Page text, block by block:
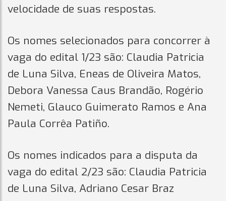
velocidade de suas respostas.
Os nomes selecionados para concorrer à
vaga do edital 1/23 são: Claudia Patricia
de Luna Silva, Eneas de Oliveira Matos,
Debora Vanessa Caus Brandão, Rogério
Nemeti, Glauco Guimerato Ramos e Ana
Paula Corrêa Patiño.
Os nomes indicados para a disputa da
vaga do edital 2/23 são: Claudia Patricia
de Luna Silva, Adriano Cesar Braz